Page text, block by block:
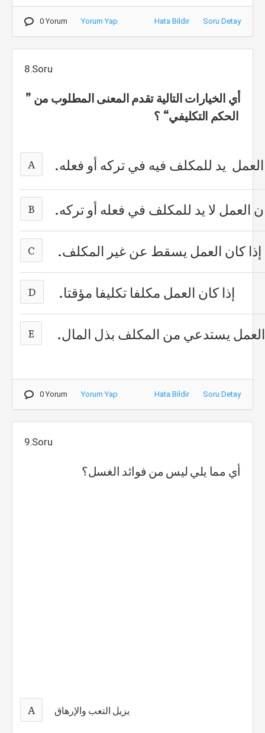
0 Yorum Yorum Yap Hata Bildir Soru Detay
8.Soru
أي الخيارات التالية تقدم المعنى المطلوب من ”
الحكم التكليفي“ ؟
A العمل يد للمكلف فيه في تركه أو فعله.
B العمل لا يد للمكلف في فعله أو تركه.
C إذا كان العمل يسقط عن غير المكلف.
D إذا كان العمل مكلفا تكليفا مؤقتا.
E العمل يستدعي من المكلف بذل المال.
0 Yorum Yorum Yap Hata Bildir Soru Detay
9.Soru
أي مما يلي ليس من فوائد الغسل؟
A يزيل التعب والإرهاق